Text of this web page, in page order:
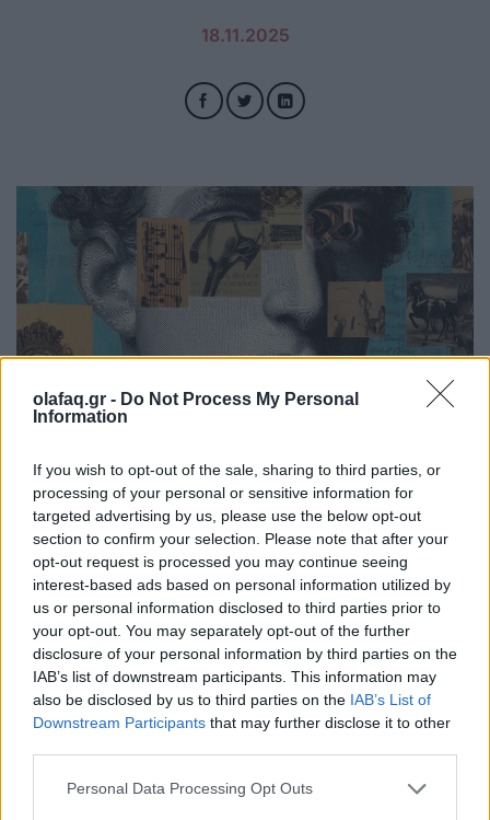
olafaq.gr - Do Not Process My Personal
Information
If you wish to opt-out of the sale, sharing to third parties, or
processing of your personal or sensitive information for
targeted advertising by us, please use the below opt-out
section to confirm your selection. Please note that after your
opt-out request is processed you may continue seeing
interest-based ads based on personal information utilized by
us or personal information disclosed to third parties prior to
your opt-out. You may separately opt-out of the further
disclosure of your personal information by third parties on the
IAB’s list of downstream participants. This information may
also be disclosed by us to third parties on the IAB’s List of
Downstream Participants that may further disclose it to other
Personal Data Processing Opt Outs
18.11.2025
Εικονογράφηση: © Artificial Vandalism / OLAFAQ
Τα μεγάλα μοντέλα AI χτίζονται πάνω στο έργο
εκατομμυρίων ανθρώπων χωρίς άδεια, χωρίς
αναγνώριση και χωρίς καμία ντροπή. Μια αθόρυβη
λεηλασία που απειλεί να μετατρέψει την ανθρώπινη
δημιουργικότητα σε παραπροϊόν ενός αδηφάγου
αλγορίθμου.